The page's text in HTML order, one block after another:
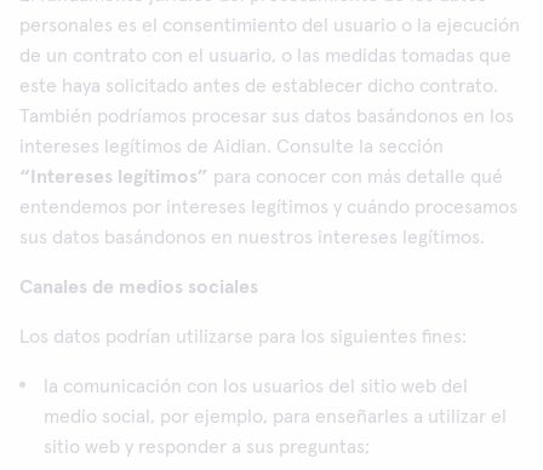
personales es el consentimiento del usuario o la ejecución
de un contrato con el usuario, o las medidas tomadas que
este haya solicitado antes de establecer dicho contrato.
También podríamos procesar sus datos basándonos en los
intereses legítimos de Aidian. Consulte la sección
“Intereses legítimos” para conocer con más detalle qué
entendemos por intereses legítimos y cuándo procesamos
sus datos basándonos en nuestros intereses legítimos.
Canales de medios sociales
Los datos podrían utilizarse para los siguientes fines:
la comunicación con los usuarios del sitio web del
medio social, por ejemplo, para enseñarles a utilizar el
sitio web y responder a sus preguntas;